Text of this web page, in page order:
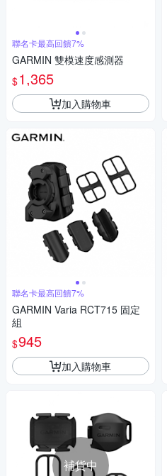
聯名卡最高回饋7%
GARMIN 雙模速度感測器
$1,365
加入購物車
聯名卡最高回饋7%
GARMIN Varia RCT715 固定
組
$945
加入購物車
補貨中